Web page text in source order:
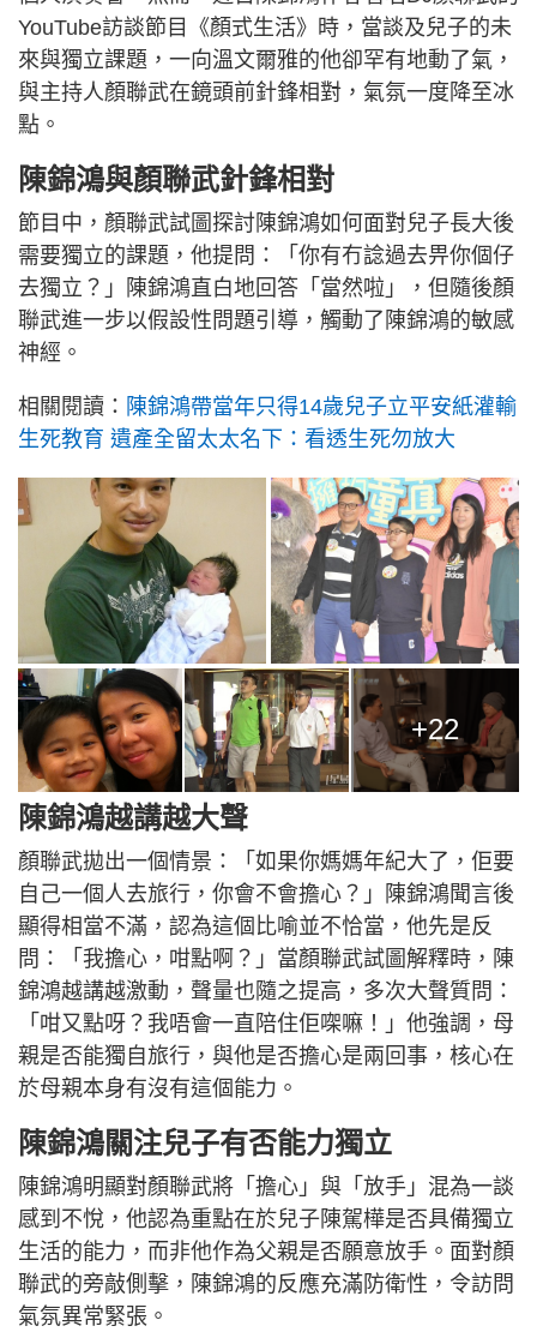
YouTube訪談節目《顏式生活》時，當談及兒子的未
來與獨立課題，一向溫文爾雅的他卻罕有地動了氣，
與主持人顏聯武在鏡頭前針鋒相對，氣氛一度降至冰
點。
陳錦鴻與顏聯武針鋒相對
節目中，顏聯武試圖探討陳錦鴻如何面對兒子長大後
需要獨立的課題，他提問：「你有冇諗過去畀你個仔
去獨立？」陳錦鴻直白地回答「當然啦」，但隨後顏
聯武進一步以假設性問題引導，觸動了陳錦鴻的敏感
神經。
相關閱讀： 陳錦鴻帶當年只得14歲兒子立平安紙灌輸
生死教育 遺產全留太太名下：看透生死勿放大
+22
陳錦鴻越講越大聲
顏聯武拋出一個情景：「如果你媽媽年紀大了，佢要
自己一個人去旅行，你會不會擔心？」陳錦鴻聞言後
顯得相當不滿，認為這個比喻並不恰當，他先是反
問：「我擔心，咁點啊？」當顏聯武試圖解釋時，陳
錦鴻越講越激動，聲量也隨之提高，多次大聲質問：
「咁又點呀？我唔會一直陪住佢㗎嘛！」他強調，母
親是否能獨自旅行，與他是否擔心是兩回事，核心在
於母親本身有沒有這個能力。
陳錦鴻關注兒子有否能力獨立
陳錦鴻明顯對顏聯武將「擔心」與「放手」混為一談
感到不悅，他認為重點在於兒子陳駕樺是否具備獨立
生活的能力，而非他作為父親是否願意放手。面對顏
聯武的旁敲側擊，陳錦鴻的反應充滿防衛性，令訪問
氣氛異常緊張。